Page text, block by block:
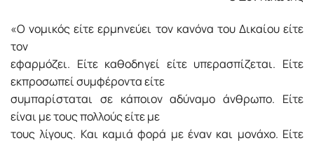
«O νομικός είτε ερμηνεύει τον κανόνα του Δικαίου είτε
τον
εφαρμόζει. Είτε καθοδηγεί είτε υπερασπίζεται. Είτε
εκπροσωπεί συμφέροντα είτε
συμπαρίσταται σε κάποιον αδύναμο άνθρωπο. Είτε
είναι με τους πολλούς είτε με
τους λίγους. Και καμιά φορά με έναν και μονάχο. Είτε